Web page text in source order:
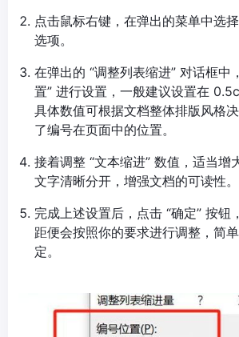
点击鼠标右键，在弹出的菜单中选
选项。
在弹出的 “调整列表缩进” 对话框中
置” 进行设置，一般建议设置在
具体数值可根据文档整体排版风格
了编号在页面中的位置。
接着调整 “文本缩进” 数值，适当增
文字清晰分开，增强文档的可读性。
完成上述设置后，点击 “确定” 按钮
距便会按照你的要求进行调整，简
定。